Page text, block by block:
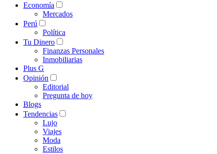
Economía
Mercados
Perú
Política
Tu Dinero
Finanzas Personales
Inmobiliarias
Plus G
Opinión
Editorial
Pregunta de hoy
Blogs
Tendencias
Lujo
Viajes
Moda
Estilos